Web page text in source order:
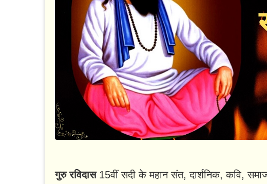
गुरु रविदास15वीं सदी के महान संत, दार्शनिक, कवि,